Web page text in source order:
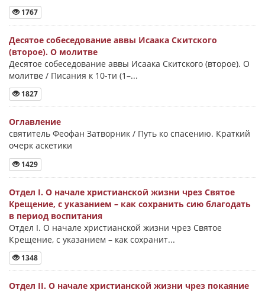
1767
Десятое собеседование аввы Исаака Скитского
(второе). О молитве
Десятое собеседование аввы Исаака Скитского (второе). О
молитве / Писания к 10-ти (1–...
1827
Оглавление
святитель Феофан Затворник / Путь ко спасению. Краткий
очерк аскетики
1429
Отдел I. О начале христианской жизни чрез Святое
Крещение, с указанием – как сохранить сию благодать
в период воспитания
Отдел I. О начале христианской жизни чрез Святое
Крещение, с указанием – как сохранит...
1348
Отдел II. О начале христианской жизни чрез покаяние